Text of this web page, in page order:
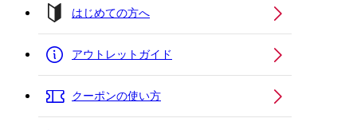
はじめての方へ
アウトレットガイド
クーポンの使い方